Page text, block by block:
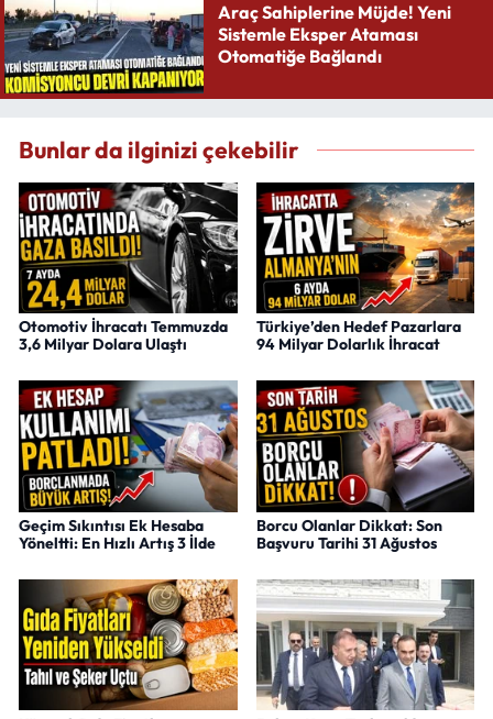
Araç Sahiplerine Müjde! Yeni
Sistemle Eksper Ataması
Otomatiğe Bağlandı
Bunlar da ilginizi çekebilir
Otomotiv İhracatı Temmuzda
3,6 Milyar Dolara Ulaştı
Türkiye’den Hedef Pazarlara
94 Milyar Dolarlık İhracat
Geçim Sıkıntısı Ek Hesaba
Yöneltti: En Hızlı Artış 3 İlde
Borcu Olanlar Dikkat: Son
Başvuru Tarihi 31 Ağustos